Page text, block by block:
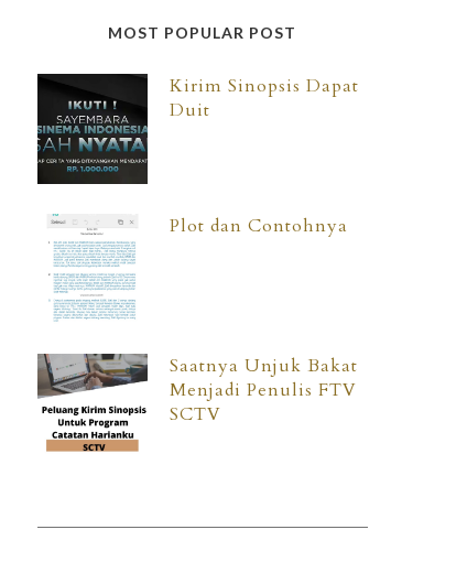
MOST POPULAR POST
Kirim Sinopsis Dapat
Duit
Plot dan Contohnya
Saatnya Unjuk Bakat
Menjadi Penulis FTV
SCTV